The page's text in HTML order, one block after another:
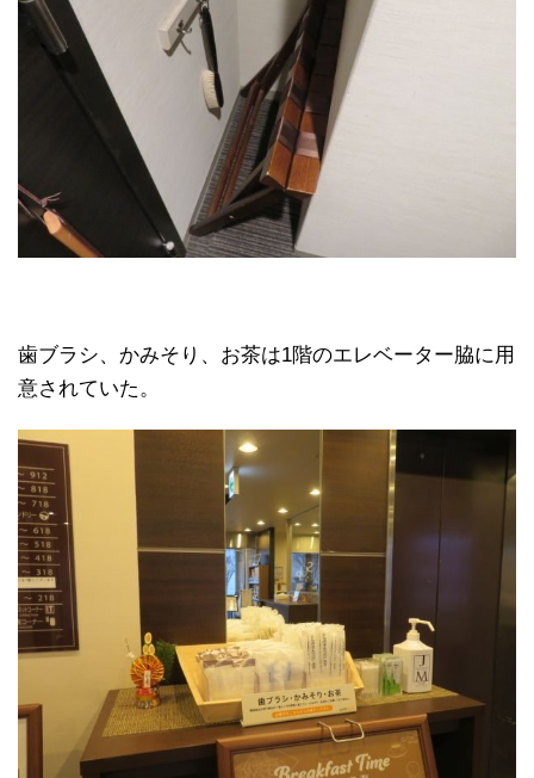
歯ブラシ、かみそり、お茶は1階のエレベーター脇に用
意されていた。